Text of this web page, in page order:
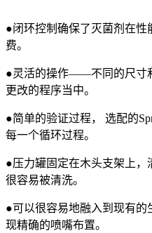
●闭环控制确保了灭菌剂在性
费。
●灵活的操作——不同的尺寸
更改的程序当中。
●简单的验证过程， 选配的
每一个循环过程。
●压力罐固定在木头支架上
很容易被清洗。
●可以很容易地融入到现有的
现精确的喷嘴布置。